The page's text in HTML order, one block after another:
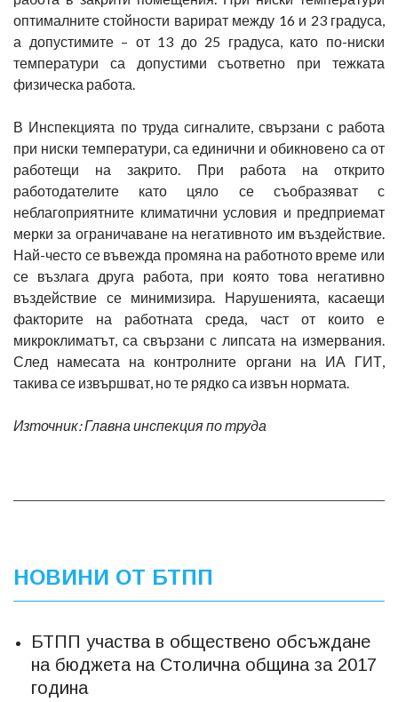
оптималните стойности варират между 16 и 23 градуса,
а допустимите – от 13 до 25 градуса, като по-ниски
температури са допустими съответно при тежката
физическа работа.
В Инспекцията по труда сигналите, свързани с работа
при ниски температури, са единични и обикновено са от
работещи на закрито. При работа на открито
работодателите като цяло се съобразяват с
неблагоприятните климатични условия и предприемат
мерки за ограничаване на негативното им въздействие.
Най-често се въвежда промяна на работното време или
се възлага друга работа, при която това негативно
въздействие се минимизира. Нарушенията, касаещи
факторите на работната среда, част от които е
микроклиматът, са свързани с липсата на измервания.
След намесата на контролните органи на ИА ГИТ,
такива се извършват, но те рядко са извън нормата.
Източник: Главна инспекция по труда
НОВИНИ ОТ БТПП
БТПП участва в обществено обсъждане
на бюджета на Столична община за 2017
година